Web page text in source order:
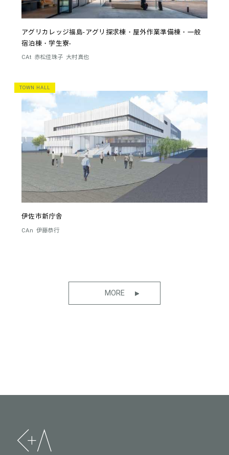
アグリカレッジ福島-アグリ探求棟・屋外作業準備棟・一般
宿泊棟・学生寮-
CAt 赤松佳珠子 大村真也
TOWN HALL
伊佐市新庁舎
CAn 伊藤恭行
MORE